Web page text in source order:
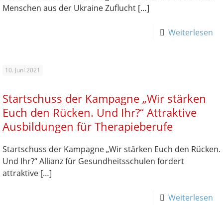
Menschen aus der Ukraine Zuflucht […]
Weiterlesen
10. Juni 2021
Startschuss der Kampagne „Wir stärken
Euch den Rücken. Und Ihr?“ Attraktive
Ausbildungen für Therapieberufe
Startschuss der Kampagne „Wir stärken Euch den Rücken.
Und Ihr?“ Allianz für Gesundheitsschulen fordert
attraktive […]
Weiterlesen